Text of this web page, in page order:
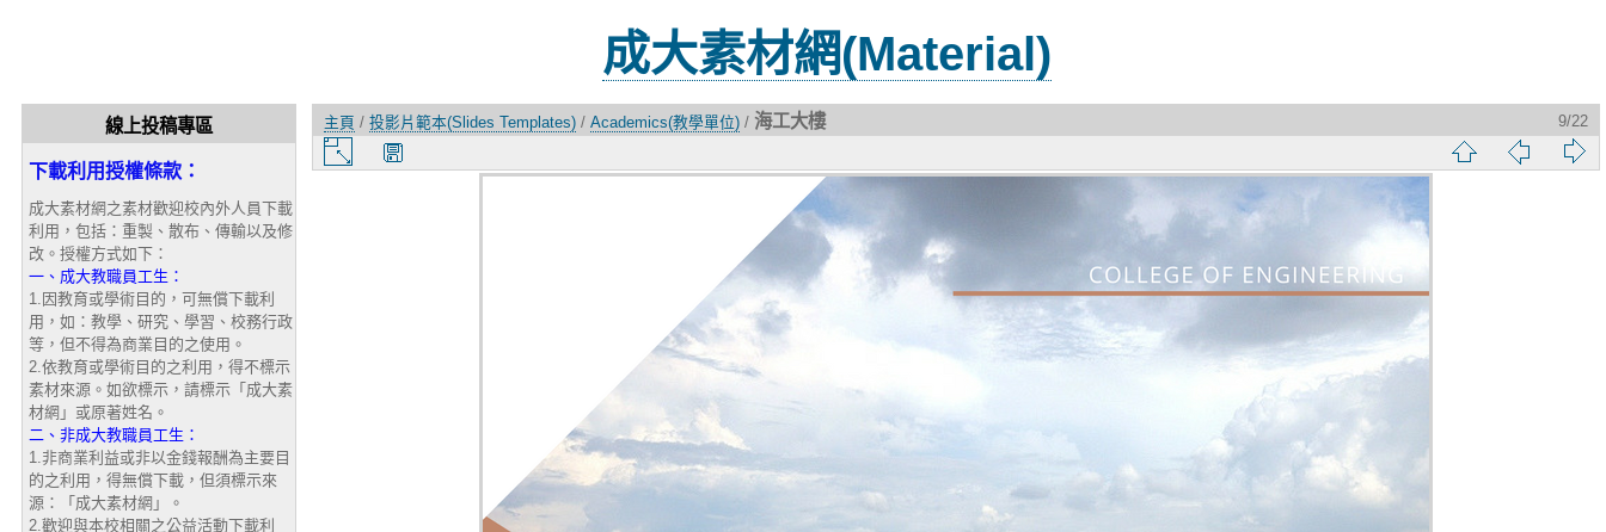
成大素材網(Material)
線上投稿專區
下載利用授權條款：
成大素材網之素材歡迎校內外人員下載
利用，包括：重製、散布、傳輸以及修
改。授權方式如下：
一、成大教職員工生：
1.因教育或學術目的，可無償下載利
用，如：教學、研究、學習、校務行政
等，但不得為商業目的之使用。
2.依教育或學術目的之利用，得不標示
素材來源。如欲標示，請標示「成大素
材網」或原著姓名。
二、非成大教職員工生：
1.非商業利益或非以金錢報酬為主要目
的之利用，得無償下載，但須標示來
源：「成大素材網」。
2.歡迎與本校相關之公益活動下載利
主頁 / 投影片範本(Slides Templates) / Academics(教學單位) / 海工大樓
9/22
略
頁
一
片